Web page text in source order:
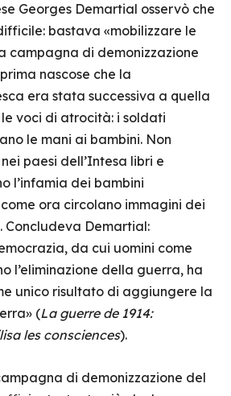
Georges Demartial osservò che
bastava «mobilizzare le
campagna di demonizzazione
nascose che la
era stata successiva a quella
le voci di atrocità: i soldati
le mani ai bambini. Non
paesi dell’Intesa libri e
l’infamia dei bambini
ora circolano immagini dei
Concludeva Demartial:
da cui uomini come
l’eliminazione della guerra, ha
unico risultato di aggiungere la
(La guerre de 1914:
les consciences).
di demonizzazione del